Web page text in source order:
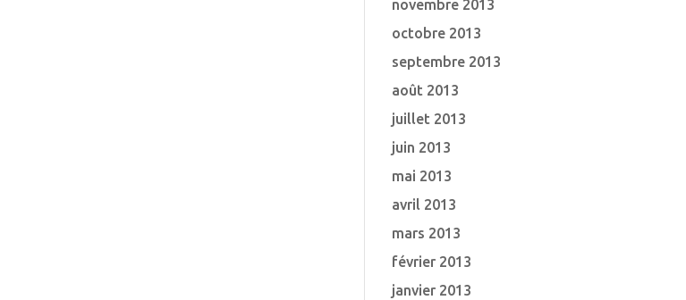
novembre 2013
octobre 2013
septembre 2013
août 2013
juillet 2013
juin 2013
mai 2013
avril 2013
mars 2013
février 2013
janvier 2013